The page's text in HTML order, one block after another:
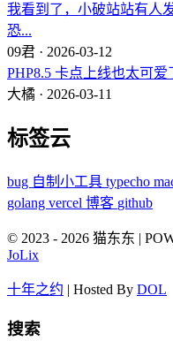
我看到了，小破站站有人
恐...
09君 · 2026-03-12
PHP8.5 卡点上线也太可
大橘 · 2026-03-11
标签云
bug 自制小工具 typecho
golang vercel 博客 github
© 2023 - 2026 猫东东 |
JoLix
十年之约 | Hosted By DOL
搜索